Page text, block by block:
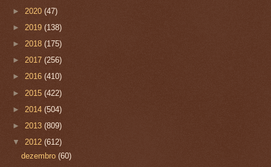
► 2020 (47)
► 2019 (138)
► 2018 (175)
► 2017 (256)
► 2016 (410)
► 2015 (422)
► 2014 (504)
► 2013 (809)
▼ 2012 (612)
dezembro(60)